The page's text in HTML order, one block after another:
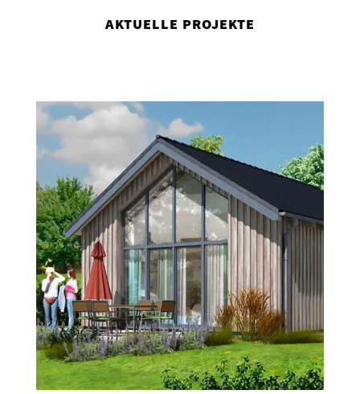
AKTUELLE PROJEKTE